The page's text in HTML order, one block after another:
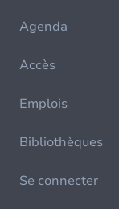
Agenda
Accès
Emplois
Bibliothèques
Se connecter